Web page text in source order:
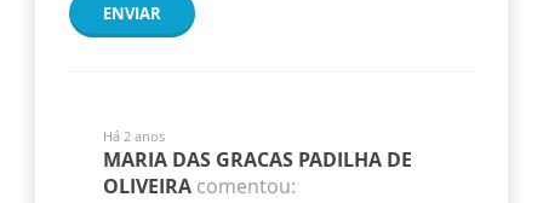
ENVIAR
Há 2 anos
MARIA DAS GRACAS PADILHA DE
OLIVEIRA comentou: